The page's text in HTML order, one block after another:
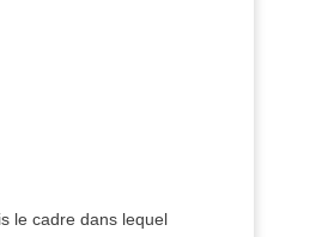
le cadre dans lequel